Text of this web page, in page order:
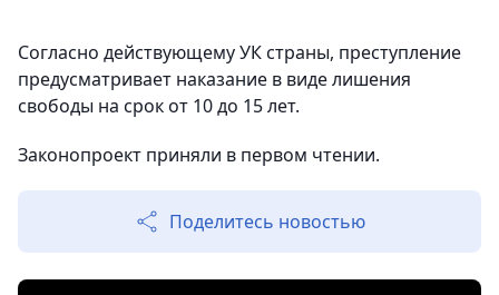
Согласно действующему УК страны, преступление
предусматривает наказание в виде лишения
свободы на срок от 10 до 15 лет.
Законопроект приняли в первом чтении.
Поделитесь новостью